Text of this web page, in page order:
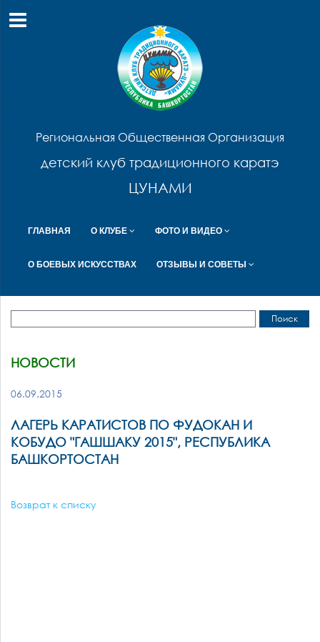
Региональная Общественная Организация
детский клуб традиционного каратэ
ЦУНАМИ
ГЛАВНАЯ О КЛУБЕ ФОТО И ВИДЕО
О БОЕВЫХ ИСКУССТВАХ ОТЗЫВЫ И СОВЕТЫ
НОВОСТИ
06.09.2015
ЛАГЕРЬ КАРАТИСТОВ ПО ФУДОКАН И
КОБУДО "ГАШШАКУ 2015", РЕСПУБЛИКА
БАШКОРТОСТАН
Возврат к списку